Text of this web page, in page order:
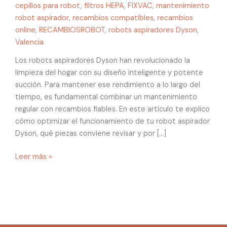
cepillos para robot, filtros HEPA, FIXVAC, mantenimiento
robot aspirador, recambios compatibles, recambios
online, RECAMBIOSROBOT, robots aspiradores Dyson,
Valencia
Los robots aspiradores Dyson han revolucionado la
limpieza del hogar con su diseño inteligente y potente
succión. Para mantener ese rendimiento a lo largo del
tiempo, es fundamental combinar un mantenimiento
regular con recambios fiables. En este artículo te explico
cómo optimizar el funcionamiento de tu robot aspirador
Dyson, qué piezas conviene revisar y por […]
Leer más »